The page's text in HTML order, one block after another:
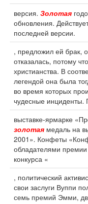
версия. Золотая
обновления.
последней версии.
, предложил ей брак,
отказалась, потому
христианства. В
легендой она была
во время которых
чудесные инциденты.
выставке-ярмарке
золотая медаль на
2001». Конфеты
обладателями
конкурса «
, политический
свои заслуги Вуппи
семь премий Эмми,